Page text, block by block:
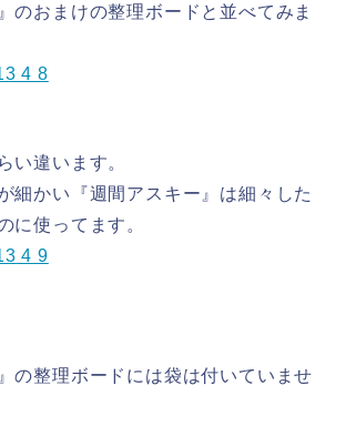
のおまけの整理ボードと並べてみま
い違います。
細かい『週間アスキー』は細々した
に使ってます。
の整理ボードには袋は付いていませ